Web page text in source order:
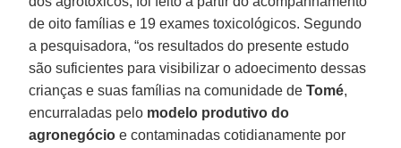
de oito famílias e 19 exames toxicológicos. Segundo
a pesquisadora, “os resultados do presente estudo
são suficientes para visibilizar o adoecimento dessas
crianças e suas famílias na comunidade deTomé,
encurraladas pelo modelo produtivo do
agronegócio e contaminadas cotidianamente por